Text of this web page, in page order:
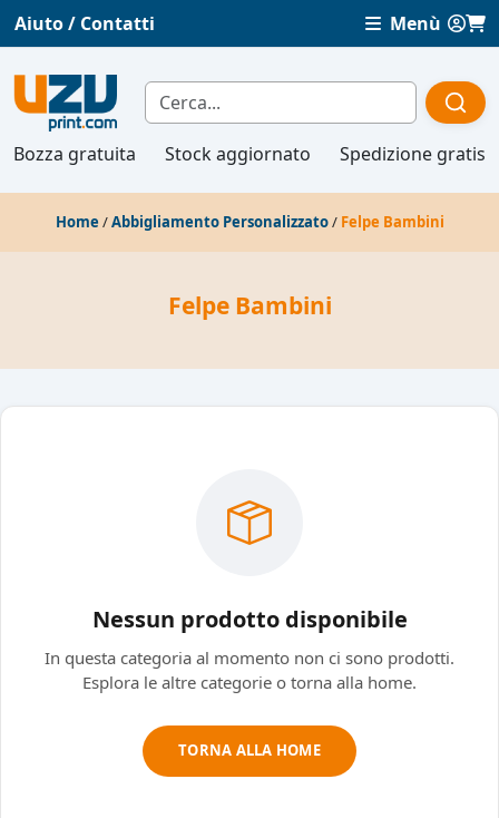
Aiuto / Contatti Menù
Bozza gratuita Stock aggiornato Spedizione gratis
Home /Abbigliamento Personalizzato/ Felpe Bambini
Felpe Bambini
Nessun prodotto disponibile
In questa categoria al momento non ci sono prodotti.
Esplora le altre categorie o torna alla home.
TORNA ALLA HOME